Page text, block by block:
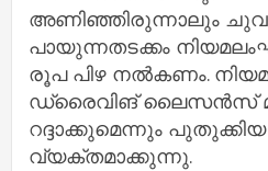
അണിഞ്ഞിരുന്നാലും
പായുന്നതടക്കം
രൂപ പിഴ നൽകണം.
ഡ്രൈവിങ് ലൈസൻസ്
റദ്ദാക്കുമെന്നും പുതുക്കിയ
വ്യക്തമാക്കുന്നു.